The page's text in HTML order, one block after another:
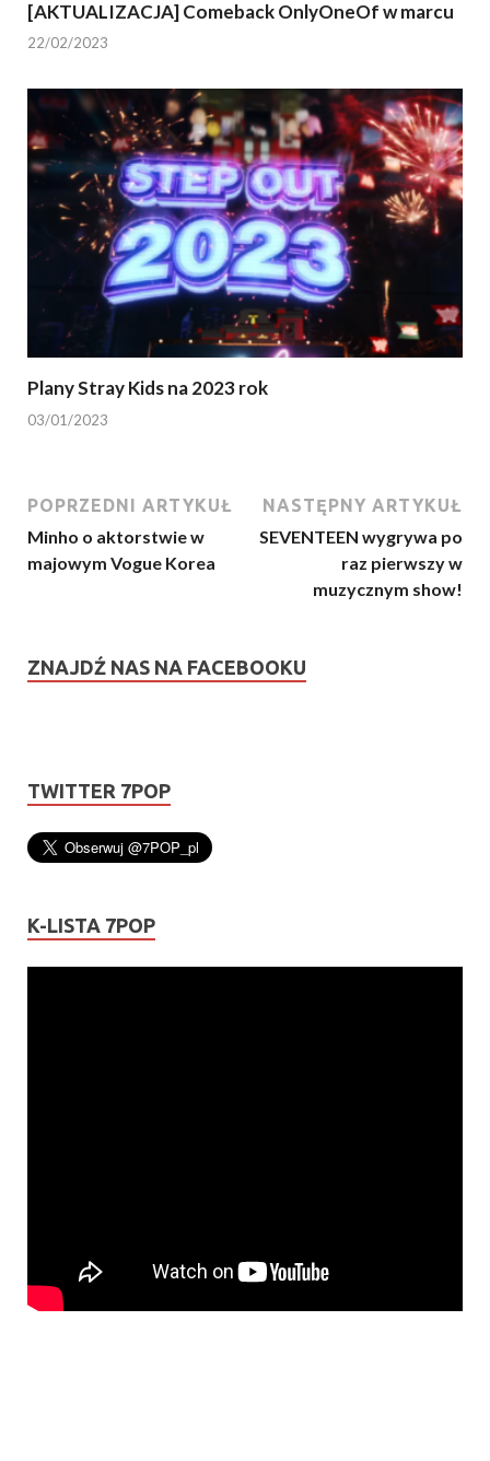
[AKTUALIZACJA] Comeback OnlyOneOf w marcu
22/02/2023
Plany Stray Kids na 2023 rok
03/01/2023
POPRZEDNI ARTYKUŁ
Minho o aktorstwie w
majowym Vogue Korea
NASTĘPNY ARTYKUŁ
SEVENTEEN wygrywa po
raz pierwszy w
muzycznym show!
ZNAJDŹ NAS NA FACEBOOKU
TWITTER 7POP
K-LISTA 7POP